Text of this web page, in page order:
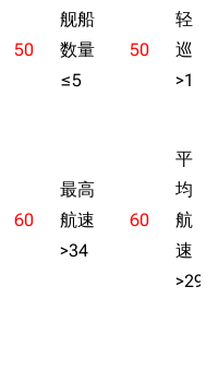
卫星观测
历次场刊
50
舰船
数量
≤5
50
轻
巡
>1
60
最高
航速
>34
60
平
均
航
速
>29